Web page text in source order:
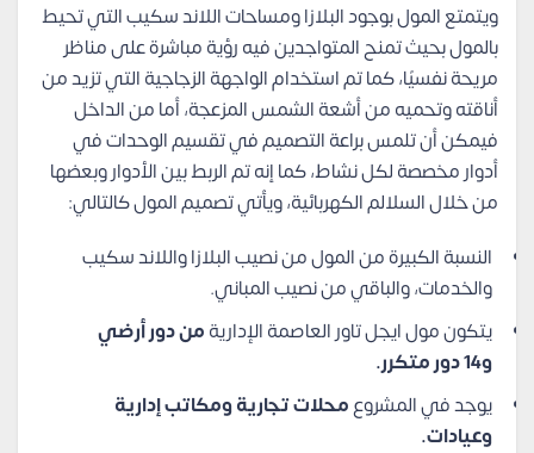
ويتمتع المول بوجود البلازا ومساحات اللاند سكيب التي تحيط
بالمول بحيث تمنح المتواجدين فيه رؤية مباشرة على مناظر
مريحة نفسيًا، كما تم استخدام الواجهة الزجاجية التي تزيد من
أناقته وتحميه من أشعة الشمس المزعجة، أما من الداخل
فيمكن أن تلمس براعة التصميم في تقسيم الوحدات في
أدوار مخصصة لكل نشاط، كما إنه تم الربط بين الأدوار وبعضها
من خلال السلالم الكهربائية، ويأتي تصميم المول كالتالي:
النسبة الكبيرة من المول من نصيب البلازا واللاند سكيب
والخدمات، والباقي من نصيب المباني.
يتكون مول ايجل تاور العاصمة الإداريةمن دور أرضي
و14 دور متكرر.
يوجد في المشروعمحلات تجارية ومكاتب إدارية
وعيادات.